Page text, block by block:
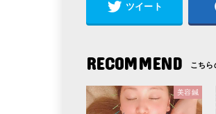
ツイート
RECOMMEND
美容鍼